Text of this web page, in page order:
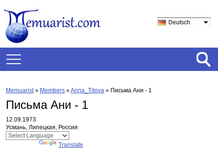
Deutsch
Memuarist» Members »Anna_Titova » Письма Ани - 1
Письма Ани - 1
12.09.1973
Усмань, Липецкая, Россия
Translate